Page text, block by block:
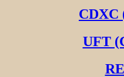
CDXC
UFT